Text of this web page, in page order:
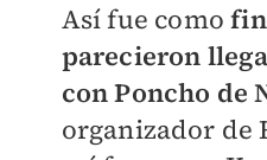
Así fue como
parecieron
con Poncho de
organizador de